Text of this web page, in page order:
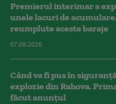
Premierul interimar a
unele lacuri de
reumplute aceste baraje
07.08.2026
Când va fi pus în
explozie din Rahova.
făcut anunțul